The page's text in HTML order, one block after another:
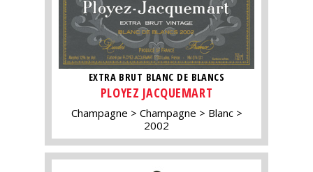
EXTRA BRUT BLANC DE BLANCS
PLOYEZ JACQUEMART
Champagne Champagne
Blanc
2002